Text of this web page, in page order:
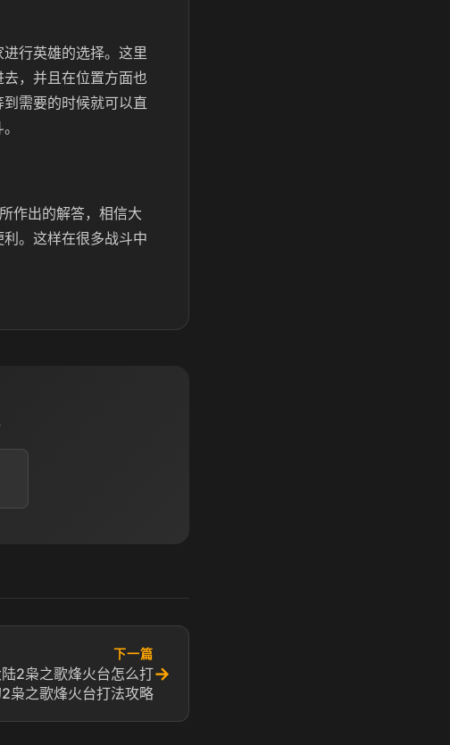
行英雄的选择。这里
，并且在位置方面也
需要的时候就可以直
作出的解答，相信大
。这样在很多战斗中
下一篇
2枭之歌烽火台怎么打
枭之歌烽火台打法攻略
→